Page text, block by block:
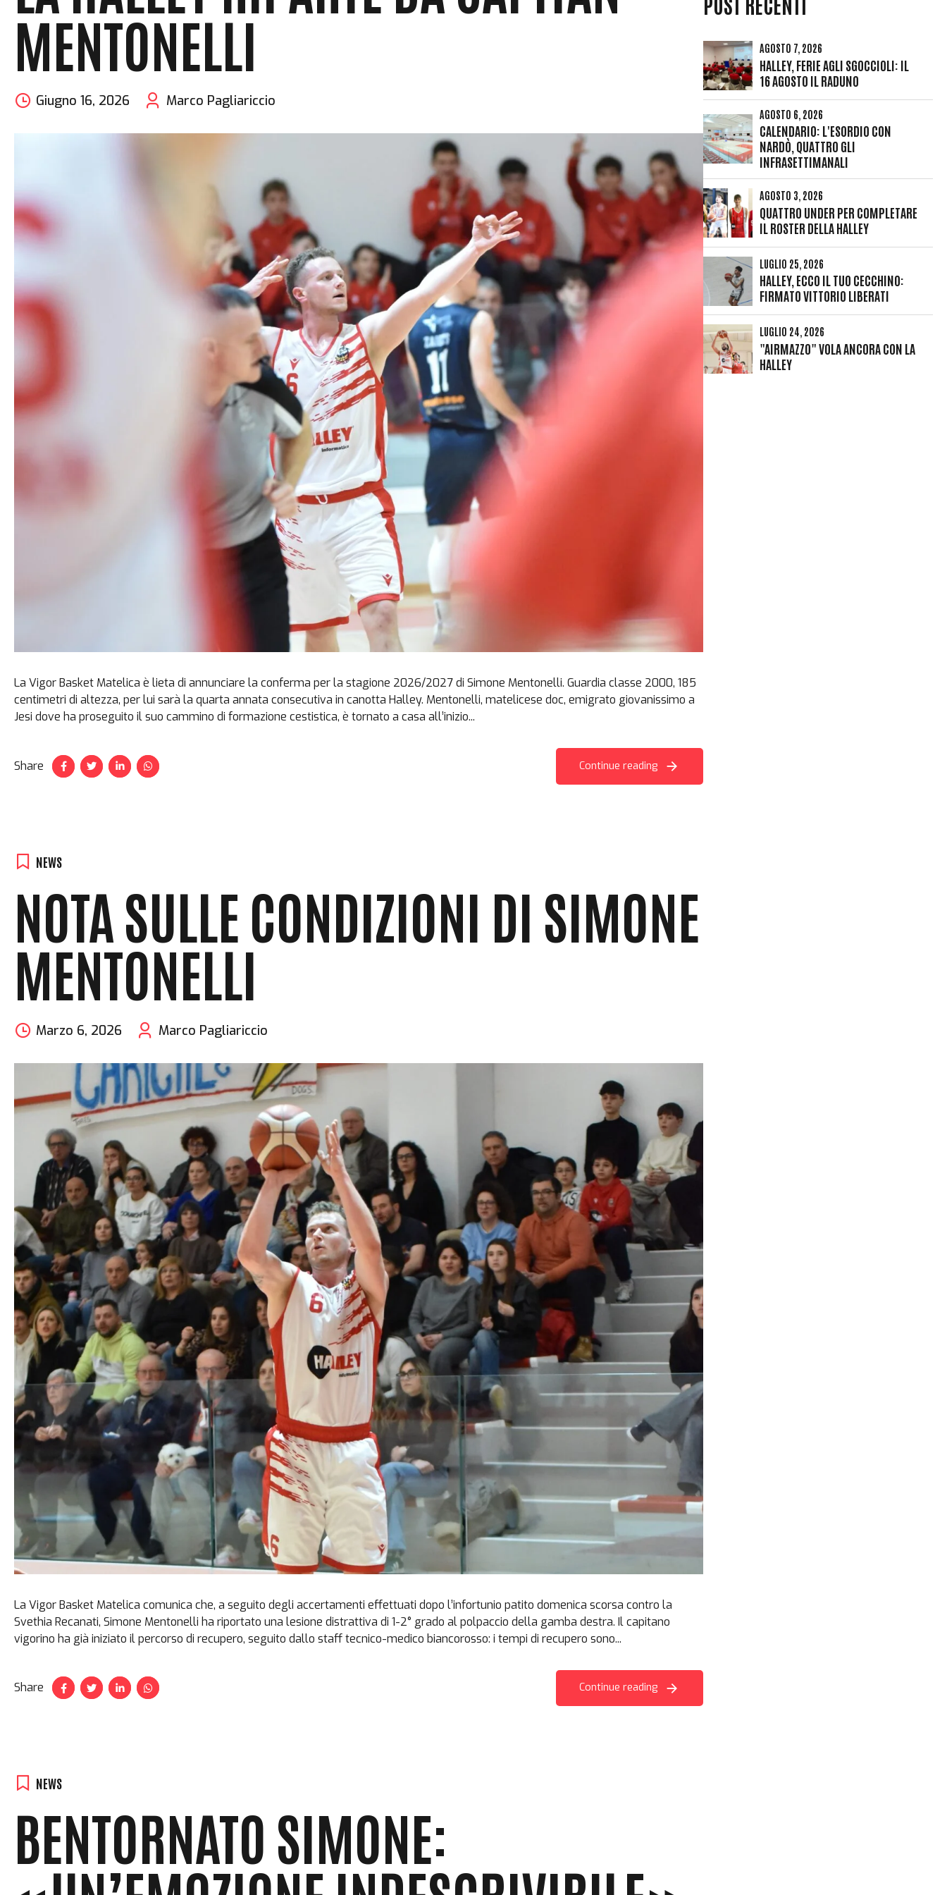
MENTONELLI
Giugno 16, 2026 Marco Pagliariccio
La Vigor Basket Matelica è lieta di annunciare la conferma per la stagione 2026/2027 di Simone Mentonelli. Guardia classe 2000, 185
centimetri di altezza, per lui sarà la quarta annata consecutiva in canotta Halley. Mentonelli, matelicese doc, emigrato giovanissimo a
Jesi dove ha proseguito il suo cammino di formazione cestistica, è tornato a casa all’inizio...
Share Continue reading
NEWS
NOTA SULLE CONDIZIONI DI SIMONE
MENTONELLI
Marzo 6, 2026 Marco Pagliariccio
La Vigor Basket Matelica comunica che, a seguito degli accertamenti effettuati dopo l’infortunio patito domenica scorsa contro la
Svethia Recanati, Simone Mentonelli ha riportato una lesione distrattiva di 1-2° grado al polpaccio della gamba destra. Il capitano
vigorino ha già iniziato il percorso di recupero, seguito dallo staff tecnico-medico biancorosso: i tempi di recupero sono...
Share Continue reading
NEWS
BENTORNATO SIMONE:
AGOSTO 7, 2026
HALLEY, FERIE AGLI SGOCCIOLI: IL
16 AGOSTO IL RADUNO
AGOSTO 6, 2026
CALENDARIO: L'ESORDIO CON
NARDÒ, QUATTRO GLI
INFRASETTIMANALI
AGOSTO 3, 2026
QUATTRO UNDER PER COMPLETARE
IL ROSTER DELLA HALLEY
LUGLIO 25, 2026
HALLEY, ECCO IL TUO CECCHINO:
FIRMATO VITTORIO LIBERATI
LUGLIO 24, 2026
"AIRMAZZO" VOLA ANCORA CON LA
HALLEY